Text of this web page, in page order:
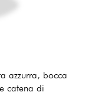
azzurra, bocca
catena di